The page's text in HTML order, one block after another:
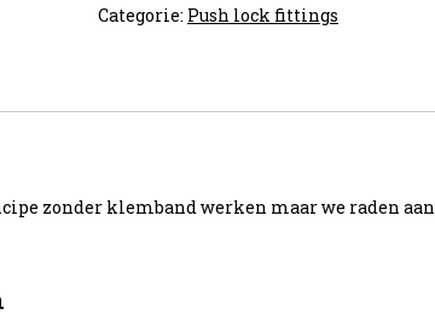
fitting
Categorie: Push lock fittings
zonder klemband werken maar we raden aan